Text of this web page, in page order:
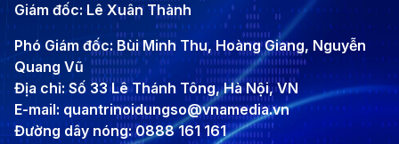
Giám đốc: Lê Xuân Thành
Phó Giám đốc: Bùi Minh Thu, Hoàng Giang, Nguyễn
Quang Vũ
Địa chỉ: Số 33 Lê Thánh Tông, Hà Nội, VN
E-mail: quantrinoidungso@vnamedia.vn
Đường dây nóng: 0888 161 161